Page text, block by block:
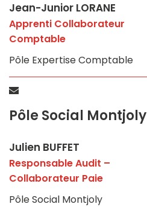
Jean-Junior LORANE
Apprenti Collaborateur
Comptable
Pôle Expertise Comptable
Pôle Social Montjoly
Julien BUFFET
Responsable Audit –
Collaborateur Paie
Pôle Social Montjoly